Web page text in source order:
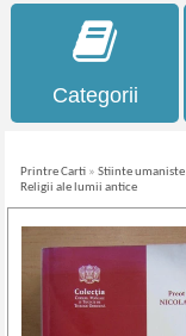
Categorii
Printre Carti »Stiinte umaniste
Religii ale lumii antice